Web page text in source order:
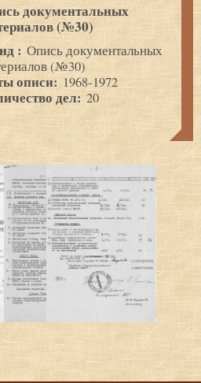
документальных
(№30)
: Опись документальных
(№30)
описи: 1968-1972
дел: 20